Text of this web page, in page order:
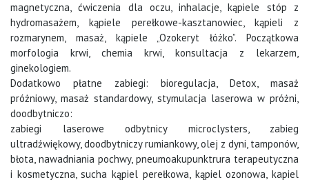
magnetyczna, ćwiczenia dla oczu, inhalacje, kąpiele stóp z
hydromasażem, kąpiele perełkowe-kasztanowiec, kąpieli z
rozmarynem, masaż, kąpiele „Ozokeryt łóżko”. Początkowa
morfologia krwi, chemia krwi, konsultacja z lekarzem,
ginekologiem.
Dodatkowo płatne zabiegi: bioregulacja, Detox, masaż
próżniowy, masaż standardowy, stymulacja laserowa w próżni,
doodbytniczo:
zabiegi laserowe odbytnicy microclysters, zabieg
ultradźwiękowy, doodbytniczy rumiankowy, olej z dyni, tamponów,
błota, nawadniania pochwy, pneumoakupunktrura terapeutyczna
i kosmetyczna, sucha kąpiel perełkowa, kąpiel ozonowa, kapiel